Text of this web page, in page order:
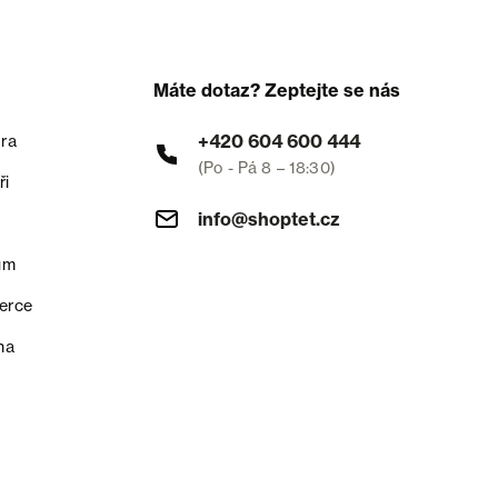
Máte dotaz? Zeptejte se nás
+420 604 600 444
(Po - Pá 8 – 18:30)
info@shoptet.cz